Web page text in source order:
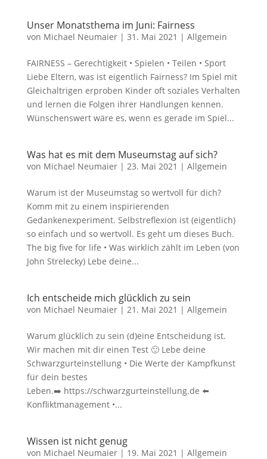
Unser Monatsthema im Juni: Fairness
von Michael Neumaier| 31. Mai 2021 | Allgemein
FAIRNESS – Gerechtigkeit • Spielen • Teilen • Sport
Liebe Eltern, was ist eigentlich Fairness? Im Spiel mit
Gleichaltrigen erproben Kinder oft soziales Verhalten
und lernen die Folgen ihrer Handlungen kennen.
Wünschenswert wäre es, wenn es gerade im Spiel...
Was hat es mit dem Museumstag auf sich?
von Michael Neumaier| 23. Mai 2021 | Allgemein
Warum ist der Museumstag so wertvoll für dich?
Komm mit zu einem inspirierenden
Gedankenexperiment. Selbstreflexion ist (eigentlich)
so einfach und so wertvoll. Es geht um dieses Buch.
The big five for life • Was wirklich zählt im Leben (von
John Strelecky) Lebe deine...
Ich entscheide mich glücklich zu sein
von Michael Neumaier| 21. Mai 2021 | Allgemein
Warum glücklich zu sein (d)eine Entscheidung ist.
Wir machen mit dir einen Test 🙂 Lebe deine
Schwarzgurteinstellung • Die Werte der Kampfkunst
für dein bestes
Leben.➡️ https://schwarzgurteinstellung.de ⬅️
Konfliktmanagement •...
Wissen ist nicht genug
von Michael Neumaier| 19. Mai 2021 | Allgemein